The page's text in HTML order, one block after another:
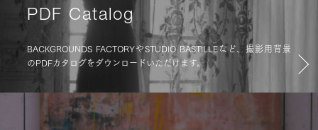
PDF Catalog
BACKGROUNDS FACTORYやSTUDIO BASTILLEなど、撮影用背景
のPDFカタログをダウンロードいただけます。